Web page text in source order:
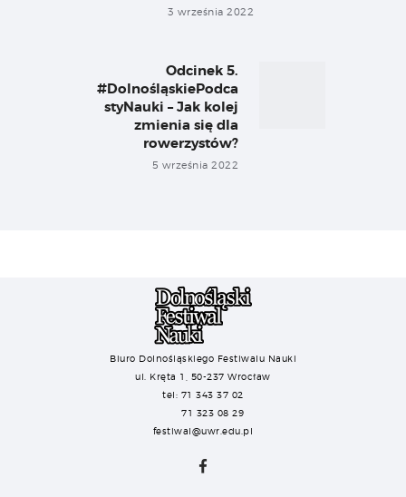
3 września 2022
Odcinek 5.
#DolnośląskiePodca
styNauki – Jak kolej
zmienia się dla
rowerzystów?
5 września 2022
Biuro Dolnośląskiego Festiwalu Nauki
ul. Kręta 1, 50-237 Wrocław
tel: 71 343 37 02
71 323 08 29
festiwal@uwr.edu.pl